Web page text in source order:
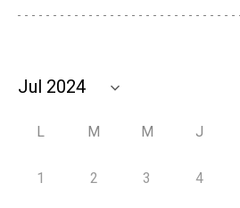
L M M J
1 2 3 4